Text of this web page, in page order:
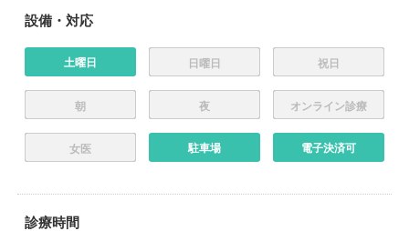
設備・対応
土曜日 日曜日 祝日
朝 夜 オンライン診療
女医 駐車場 電子決済可
診療時間